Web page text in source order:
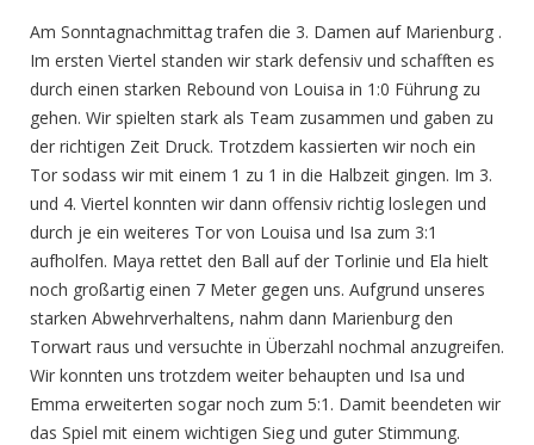
Am Sonntagnachmittag trafen die 3. Damen auf Marienburg .
Im ersten Viertel standen wir stark defensiv und schafften es
durch einen starken Rebound von Louisa in 1:0 Führung zu
gehen. Wir spielten stark als Team zusammen und gaben zu
der richtigen Zeit Druck. Trotzdem kassierten wir noch ein
Tor sodass wir mit einem 1 zu 1 in die Halbzeit gingen. Im 3.
und 4. Viertel konnten wir dann offensiv richtig loslegen und
durch je ein weiteres Tor von Louisa und Isa zum 3:1
aufholfen. Maya rettet den Ball auf der Torlinie und Ela hielt
noch großartig einen 7 Meter gegen uns. Aufgrund unseres
starken Abwehrverhaltens, nahm dann Marienburg den
Torwart raus und versuchte in Überzahl nochmal anzugreifen.
Wir konnten uns trotzdem weiter behaupten und Isa und
Emma erweiterten sogar noch zum 5:1. Damit beendeten wir
das Spiel mit einem wichtigen Sieg und guter Stimmung.